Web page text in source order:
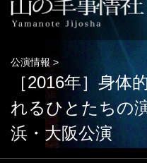
公演情報 >
［2016年］身体
れるひとたちの
浜・大阪公演